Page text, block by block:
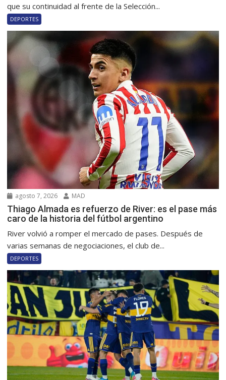
que su continuidad al frente de la Selección...
DEPORTES
agosto 7, 2026 MAD
Thiago Almada es refuerzo de River: es el pase más
caro de la historia del fútbol argentino
River volvió a romper el mercado de pases. Después de
varias semanas de negociaciones, el club de...
DEPORTES